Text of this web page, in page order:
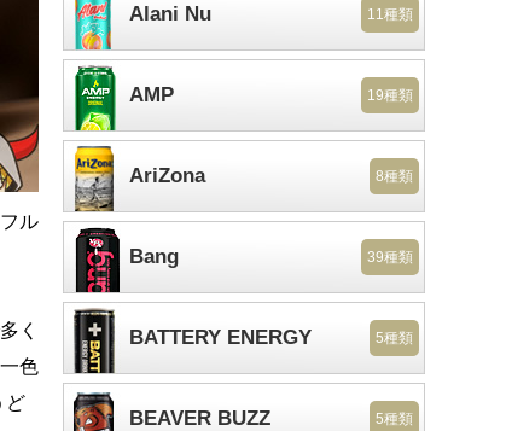
ル
く
色
ど
Alani Nu 11種類
AMP 19種類
AriZona 8種類
Bang 39種類
BATTERY ENERGY 5種類
BEAVER BUZZ 5種類